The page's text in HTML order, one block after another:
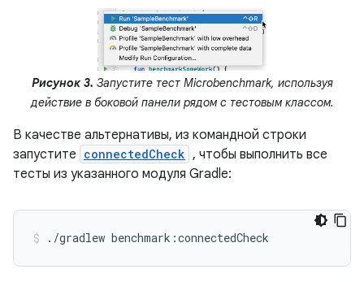
Рисунок 3. Запустите тест Microbenchmark, используя
действие в боковой панели рядом с тестовым классом.
В качестве альтернативы, из командной строки
запустите connectedCheck , чтобы выполнить все
тесты из указанного модуля Gradle:
./gradlew benchmark:connectedCheck